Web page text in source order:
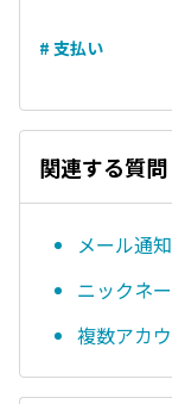
# 支払い
関連する質問
メール通
ニックネ
複数アカ